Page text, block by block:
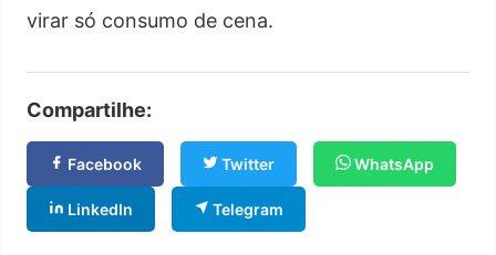
virar só consumo de cena.
Compartilhe:
Facebook Twitter WhatsApp
LinkedIn Telegram